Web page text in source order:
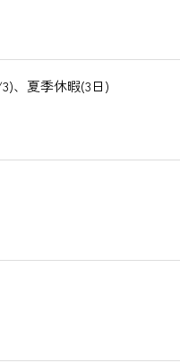
、夏季休暇(3日)